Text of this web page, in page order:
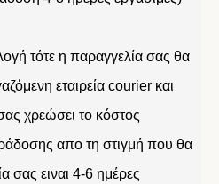
τότε η παραγγελία σας θα
εταιρεία courier και
χρεώσει το κόστος
απο τη στιγμή που θα
σας ειναι 4-6 ημέρες